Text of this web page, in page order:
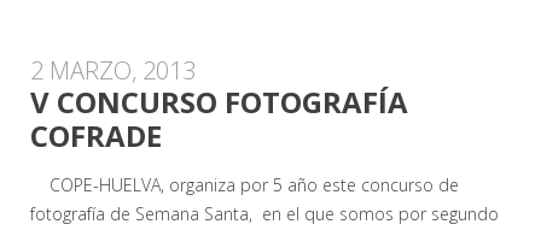
2 MARZO, 2013
V CONCURSO FOTOGRAFÍA
COFRADE
COPE-HUELVA, organiza por 5 año este concurso de
fotografía de Semana Santa, en el que somos por segundo